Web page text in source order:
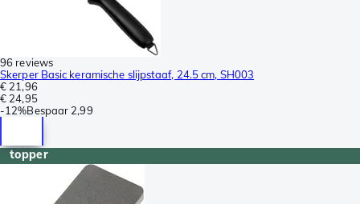
96 reviews
Skerper Basic keramische slijpstaaf, 24.5 cm, SH003
€ 21,96
€ 24,95
-12%Bespaar 2,99
topper